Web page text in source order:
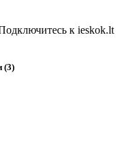
к ieskok.lt
(3)